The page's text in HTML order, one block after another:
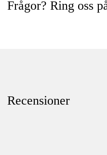
Frågor? Ring oss
Recensioner